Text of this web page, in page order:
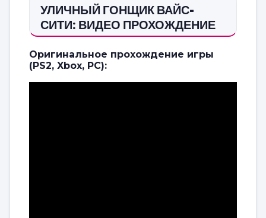
УЛИЧНЫЙ ГОНЩИК ВАЙС-
СИТИ: ВИДЕО ПРОХОЖДЕНИЕ
Оригинальное прохождение игры
(PS2, Xbox, PC):